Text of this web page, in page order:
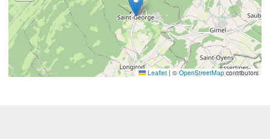
Leaflet | ©OpenStreetMapcontributors